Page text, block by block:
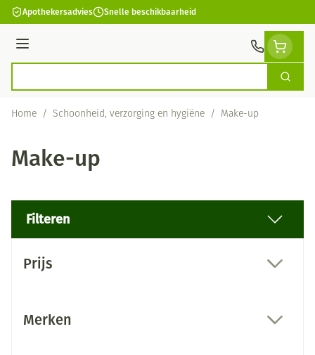
Ga naar de inhoud
Apothekersadvies Snelle beschikbaarheid
Menu
Zoek
Home / Schoonheid, verzorging en hygiëne / Make-up
Make-up
Filteren
Prijs
Merken